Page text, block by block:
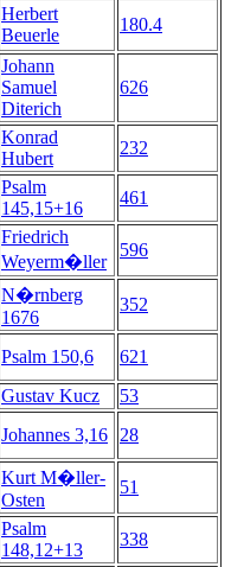
Herbert
Beuerle
180.4
Johann
Samuel
Diterich
626
Konrad
Hubert
232
Psalm
145,15+16
461
Friedrich
Weyerm�ller
596
N�rnberg
1676
352
Psalm 150,6
621
Gustav Kucz
53
Johannes 3,16 28
Kurt M�ller-
Osten
51
Psalm
148,12+13
338